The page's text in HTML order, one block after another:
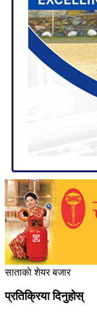
साताकाे शेयर बजार
प्रतिक्रिया दिनुहोस्